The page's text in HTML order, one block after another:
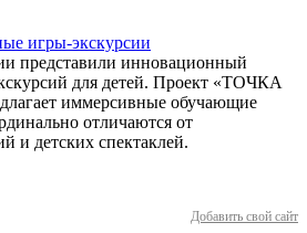
игры-экскурсии
представили инновационный
для детей. Проект «ТОЧКА
иммерсивные обучающие
отличаются от
и детских спектаклей.
Добавить свой сайт